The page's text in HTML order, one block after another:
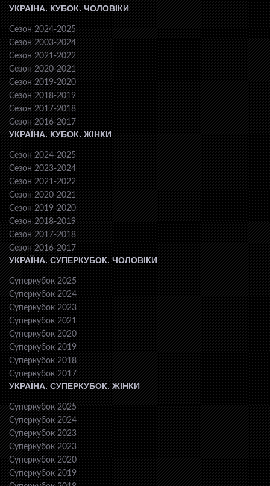
УКРАЇНА. КУБОК. ЧОЛОВІКИ
Сезон 2024-2025
Сезон 2003-2024
Сезон 2021-2022
Сезон 2020-2021
Сезон 2019-2020
Сезон 2018-2019
Сезон 2017-2018
Сезон 2016-2017
УКРАЇНА. КУБОК. ЖІНКИ
Сезон 2024-2025
Сезон 2023-2024
Сезон 2021-2022
Сезон 2020-2021
Сезон 2019-2020
Сезон 2018-2019
Сезон 2017-2018
Сезон 2016-2017
УКРАЇНА. СУПЕРКУБОК. ЧОЛОВІКИ
Суперкубок 2025
Суперкубок 2024
Суперкубок 2023
Суперкубок 2021
Суперкубок 2020
Суперкубок 2019
Суперкубок 2018
Суперкубок 2017
УКРАЇНА. СУПЕРКУБОК. ЖІНКИ
Суперкубок 2025
Суперкубок 2024
Суперкубок 2023
Суперкубок 2023
Суперкубок 2020
Суперкубок 2019